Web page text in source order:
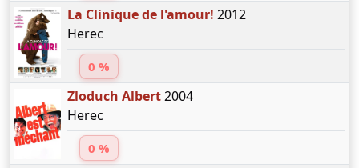
La Clinique de l'amour! 2012
Herec
0 %
Zloduch Albert2004
Herec
0 %